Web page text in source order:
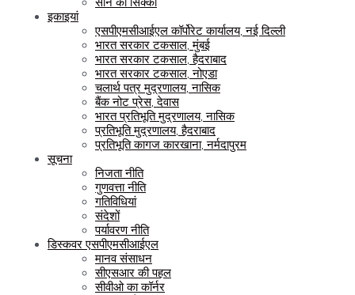
इकाइयां
एसपीएमसीआईएल कॉर्पोरेट कार्यालय, नई दिल्ली
भारत सरकार टकसाल, मुंबई
भारत सरकार टकसाल, हैदराबाद
भारत सरकार टकसाल, नोएडा
चलार्थ पत्र मुद्रणालय, नासिक
बैंक नोट प्रेस, देवास
भारत प्रतिभूति मुद्रणालय, नासिक
प्रतिभूति मुद्रणालय, हैदराबाद
प्रतिभूति कागज कारखाना, नर्मदापुरम
सूचना
निजता नीति
गुणवत्ता नीति
गतिविधियां
संदेशों
पर्यावरण नीति
डिस्कवर एसपीएमसीआईएल
मानव संसाधन
सीएसआर की पहल
सीवीओ का कॉर्नर